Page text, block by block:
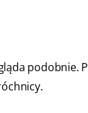
podobnie.